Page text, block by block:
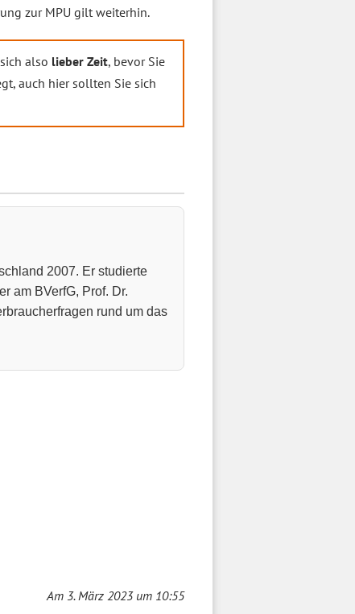
zur MPU gilt weiterhin.
also lieber Zeit, bevor Sie
auch hier sollten Sie sich
2007. Er studierte
am BVerfG, Prof. Dr.
rund um das
Am 3. März 2023 um 10:55